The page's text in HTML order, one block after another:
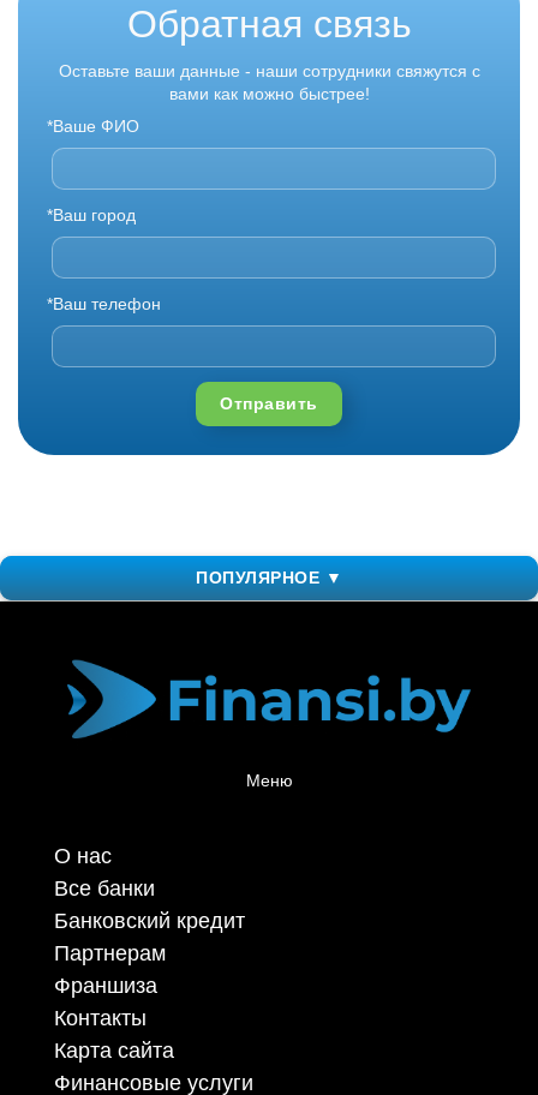
Обратная связь
Оставьте ваши данные - наши сотрудники свяжутся с
вами как можно быстрее!
*Ваше ФИО
*Ваш город
*Ваш телефон
Отправить
ПОПУЛЯРНОЕ ▼
Меню
О нас
Все банки
Банковский кредит
Партнерам
Франшиза
Контакты
Карта сайта
Финансовые услуги